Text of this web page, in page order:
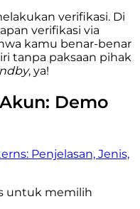
verifikasi. Di
verifikasi via
kamu benar-benar
tanpa paksaan pihak
, ya!
Demo
Penjelasan, Jenis,
untuk memilih